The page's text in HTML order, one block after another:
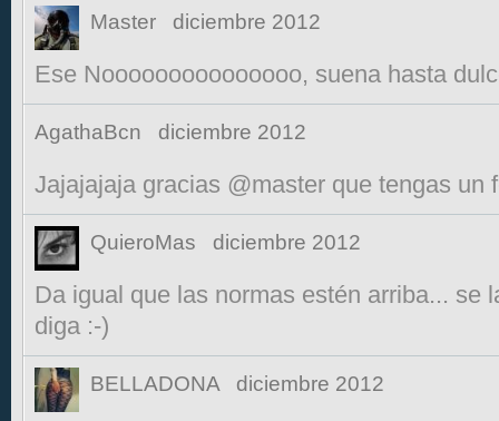
Master diciembre 2012
Ese Nooooooooooooooo, suena hasta
AgathaBcn diciembre 2012
Jajajajaja gracias @master que tengas un
QuieroMas diciembre 2012
Da igual que las normas estén arriba... se
diga :-)
BELLADONA diciembre 2012